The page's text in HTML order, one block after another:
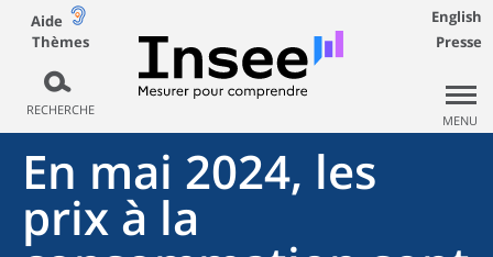
Aide
Thèmes
RECHERCHE
English
Presse
MENU
En mai 2024, les
prix à la